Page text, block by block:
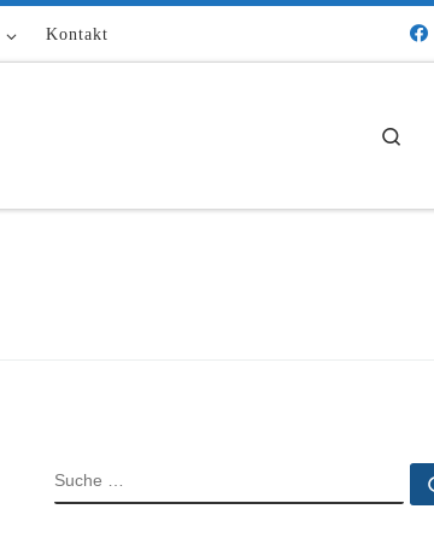
Kontakt
SUCHE